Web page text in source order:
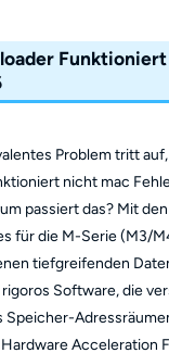
Problem tritt
nicht mac
passiert das? Mit
für die M-Serie (M3/
tiefgreifenden
Software, die
Speicher-
Acceleration